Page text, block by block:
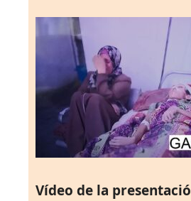
Vídeo de la presentació